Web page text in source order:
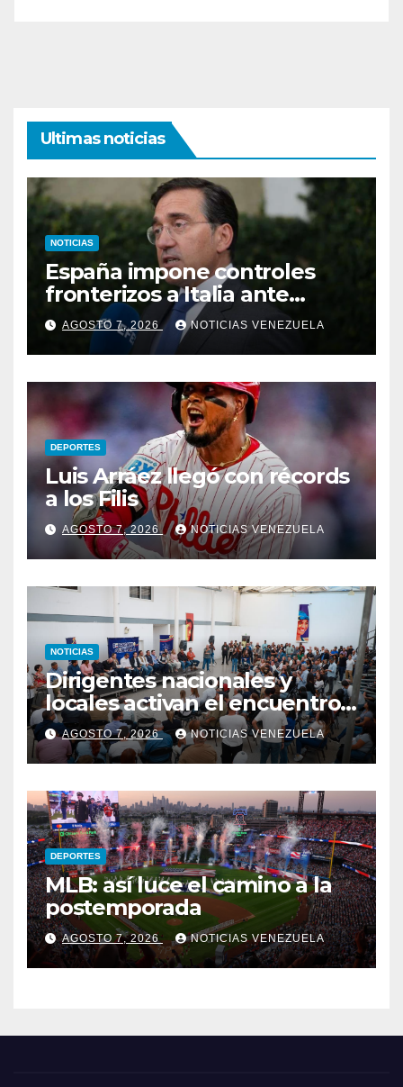
Ultimas noticias
NOTICIAS
España impone controles
fronterizos a Italia ante
negativa de Roma a
levantarlos
AGOSTO 7, 2026 NOTICIAS VENEZUELA
DEPORTES
Luis Arráez llegó con récords
a los Filis
AGOSTO 7, 2026 NOTICIAS VENEZUELA
NOTICIAS
Dirigentes nacionales y
locales activan el encuentro
«Repensando a Venezuela»
para impulsar propuestas
desde las comunidades
AGOSTO 7, 2026 NOTICIAS VENEZUELA
DEPORTES
MLB: así luce el camino a la
postemporada
AGOSTO 7, 2026 NOTICIAS VENEZUELA